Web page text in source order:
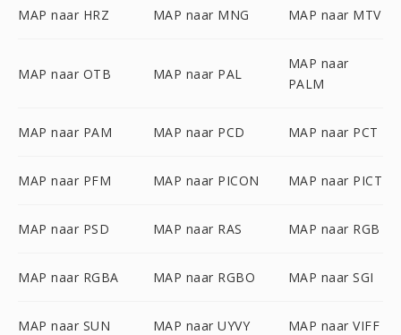
MAP naar HRZ MAP naar MNG MAP naar MTV
MAP naar OTB MAP naar PAL
MAP naar
PALM
MAP naar PAM MAP naar PCD MAP naar PCT
MAP naar PFM MAP naar PICON MAP naar PICT
MAP naar PSD MAP naar RAS MAP naar RGB
MAP naar RGBA MAP naar RGBO MAP naar SGI
MAP naar SUN MAP naar UYVY MAP naar VIFF